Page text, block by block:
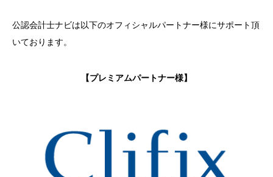
公認会計士ナビは以下のオフィシャルパートナー様にサポート頂
いております。
【プレミアムパートナー様】